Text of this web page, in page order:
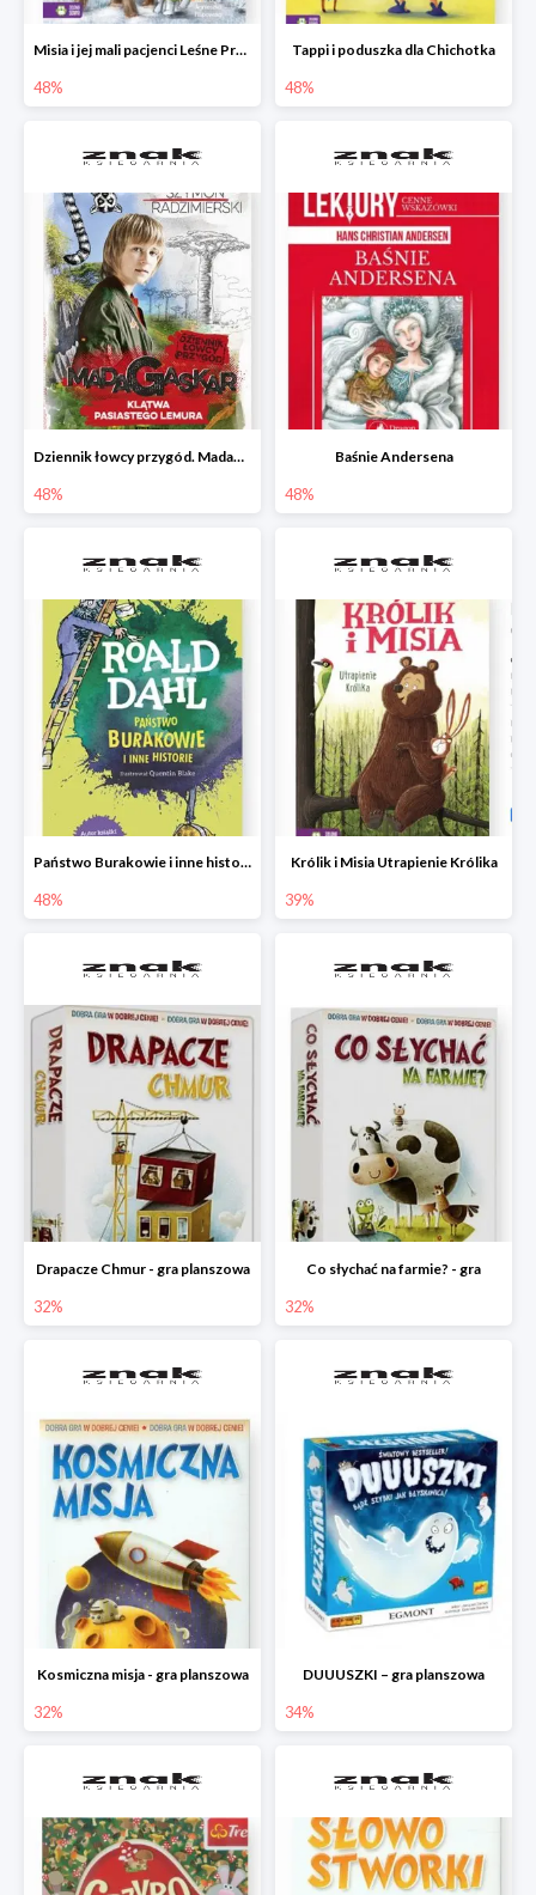
Misia i jej mali pacjenci Leśne Przytulisko
48%
Tappi i poduszka dla Chichotka
48%
Dziennik łowcy przygód. Madagaskar. Klątwa pasiastego lemura
48%
Baśnie Andersena
48%
Państwo Burakowie i inne historie
48%
Królik i Misia Utrapienie Królika
39%
Drapacze Chmur - gra planszowa
32%
Co słychać na farmie? - gra
32%
Kosmiczna misja - gra planszowa
32%
DUUUSZKI – gra planszowa
34%